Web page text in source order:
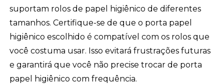
suportam rolos de papel higiênico de diferentes
tamanhos. Certifique-se de que o porta papel
higiênico escolhido é compatível com os rolos que
você costuma usar. Isso evitará frustrações futuras
e garantirá que você não precise trocar de porta
papel higiênico com frequência.